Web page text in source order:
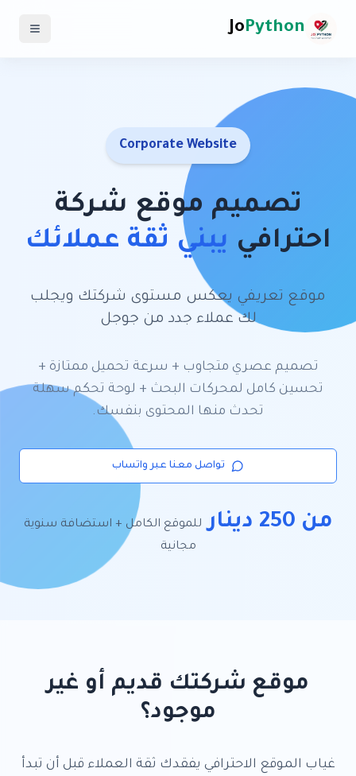
JoPython
Corporate Website
تصميم موقع شركة
احترافي يبني ثقة عملائك
موقع تعريفي يعكس مستوى شركتك ويجلب
لك عملاء جدد من جوجل
تصميم عصري متجاوب + سرعة تحميل ممتازة +
تحسين كامل لمحركات البحث + لوحة تحكم سهلة
تحدث منها المحتوى بنفسك.
تواصل معنا عبر واتساب
من 250 دينار
للموقع الكامل + استضافة سنوية
مجانية
موقع شركتك قديم أو غير
موجود؟
غياب الموقع الاحترافي يفقدك ثقة العملاء قبل أن تبدأ